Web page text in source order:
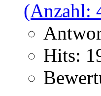
Hits: